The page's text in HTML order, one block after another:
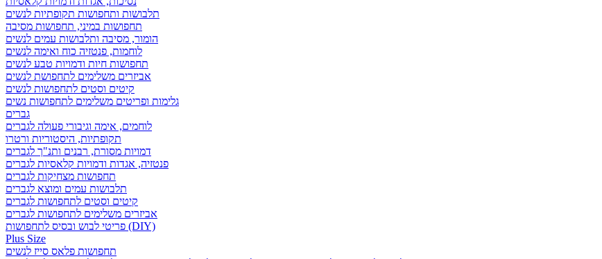
תלבושות ותחפושות תקופתיות לנשים
תחפושות במיני, תחפושות מסיבה
הומור, מסיבה ותלבושות עמים לנשים
לוחמות, פנטזיה כוח ואימה לנשים
תחפושות חיות ודמויות טבע לנשים
אביזרים משלימים לתחפושת לנשים
קיטים וסטים לתחפושות לנשים
גלימות ופריטים משלימים לתחפושות נשים
גברים
לוחמים, אימה וגיבורי פעולה לגברים
תקופתיות, היסטוריות ורטרו
דמויות מסורת, רבנים ותנ"ך לגברים
פנטזיה, אגדות ודמויות קלאסיות לגברים
תחפושות מצחיקות לגברים
תלבושות עמים ומוצא לגברים
קיטים וסטים לתחפושות לגברים
אביזרים משלימים לתחפושות לגברים
פריטי לבוש ובסיס לתחפושות (DIY)
Plus Size
תחפושות פלאס סייז לנשים